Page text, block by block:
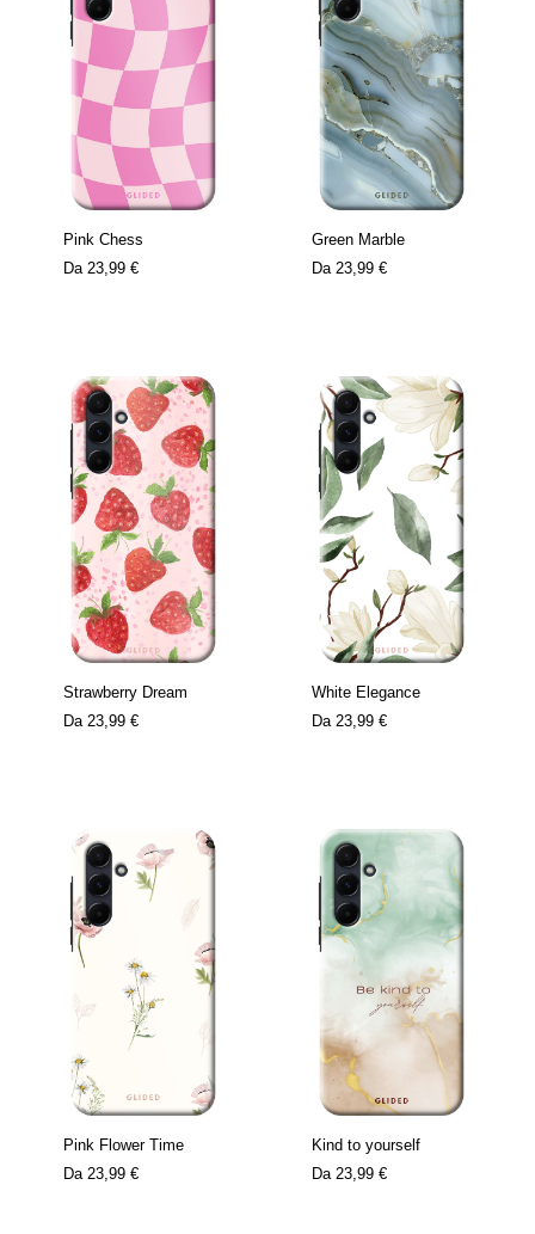
Pink Chess
Da 23,99 €
Green Marble
Da 23,99 €
Strawberry Dream
Da 23,99 €
White Elegance
Da 23,99 €
Pink Flower Time
Da 23,99 €
Kind to yourself
Da 23,99 €